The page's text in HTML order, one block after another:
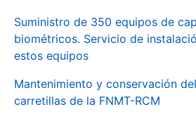
Suministro de 350 equipos de
biométricos. Servicio de
estos equipos
Mantenimiento y conservación
carretillas de la FNMT-RCM